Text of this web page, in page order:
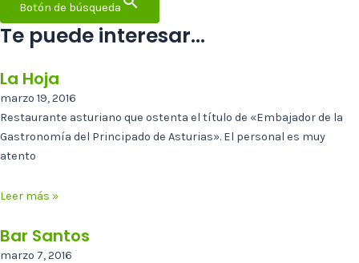
Botón de búsqueda
Te puede interesar...
La Hoja
marzo 19, 2016
Restaurante asturiano que ostenta el título de «Embajador de la
Gastronomía del Principado de Asturias». El personal es muy
atento
Leer más »
Bar Santos
marzo 7, 2016